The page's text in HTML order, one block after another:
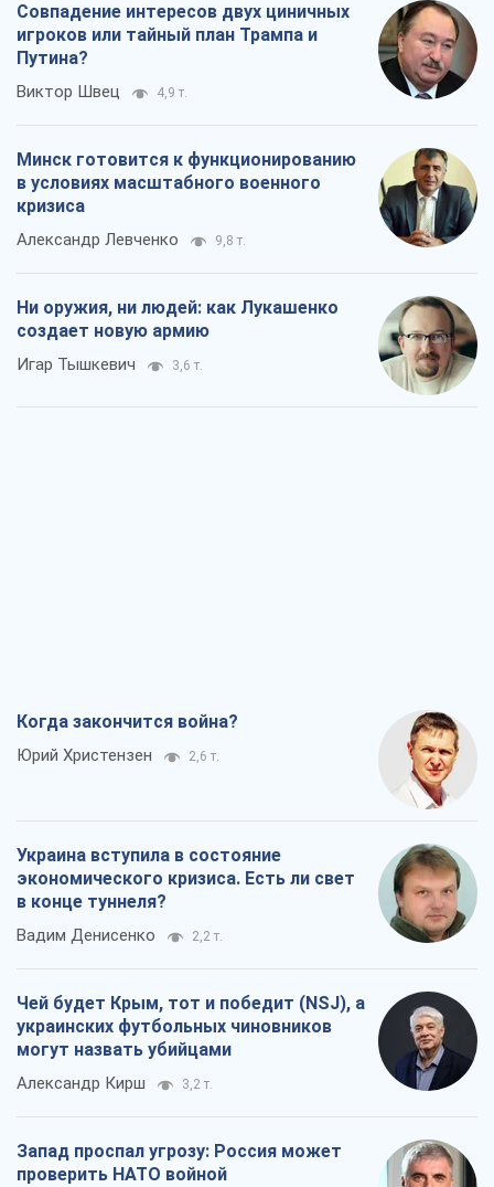
Совпадение интересов двух циничных
игроков или тайный план Трампа и
Путина?
Виктор Швец 4,9 т.
Минск готовится к функционированию
в условиях масштабного военного
кризиса
Александр Левченко 9,8 т.
Ни оружия, ни людей: как Лукашенко
создает новую армию
Игар Тышкевич 3,6 т.
Когда закончится война?
Юрий Христензен 2,6 т.
Украина вступила в состояние
экономического кризиса. Есть ли свет
в конце туннеля?
Вадим Денисенко 2,2 т.
Чей будет Крым, тот и победит (NSJ), а
украинских футбольных чиновников
могут назвать убийцами
Александр Кирш 3,2 т.
Запад проспал угрозу: Россия может
проверить НАТО войной